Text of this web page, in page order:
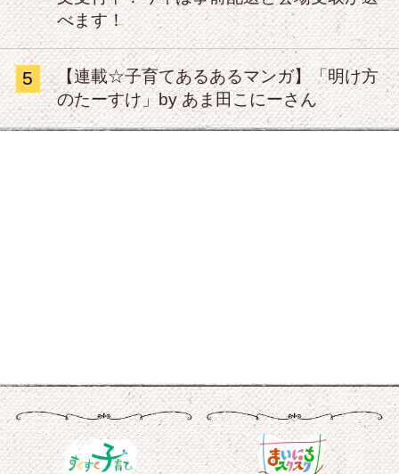
べます！
5
【連載☆子育てあるあるマンガ】「明け方
のたーすけ」by あま田こにーさん